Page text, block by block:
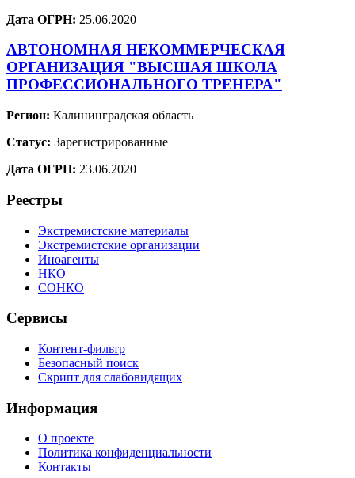
Дата ОГРН: 25.06.2020
АВТОНОМНАЯ НЕКОММЕРЧЕСКАЯ
ОРГАНИЗАЦИЯ "ВЫСШАЯ ШКОЛА
ПРОФЕССИОНАЛЬНОГО ТРЕНЕРА"
Регион: Калининградская область
Статус: Зарегистрированные
Дата ОГРН: 23.06.2020
Реестры
Экстремистские материалы
Экстремистские организации
Иноагенты
НКО
СОНКО
Сервисы
Контент-фильтр
Безопасный поиск
Скрипт для слабовидящих
Информация
О проекте
Политика конфиденциальности
Контакты